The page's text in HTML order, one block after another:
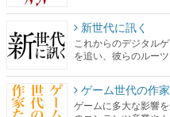
新世代に訊く
これからのデジタル
を追い、彼らのルー
ゲーム世代の作
ゲームに多大な影響